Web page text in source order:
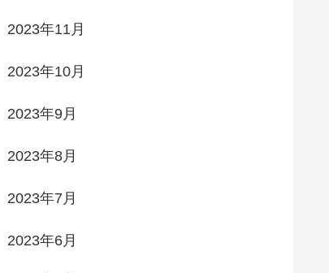
2023年11月
2023年10月
2023年9月
2023年8月
2023年7月
2023年6月